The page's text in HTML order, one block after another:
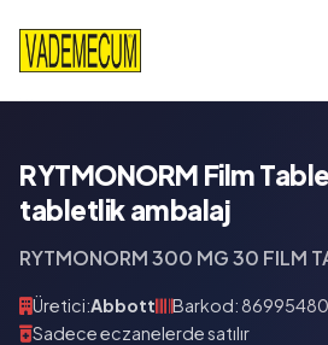
RYTMONORM Film
tabletlik ambalaj
RYTMONORM 300 MG 30 FILM
Üretici:Abbott
Barkod:
Sadece eczanelerde satılır